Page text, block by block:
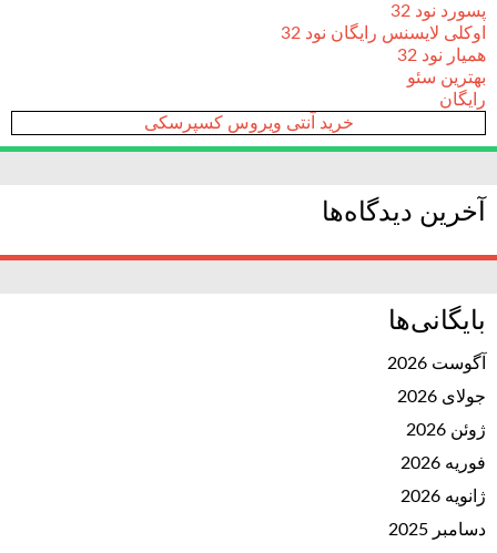
پسورد نود 32
اوکلی لایسنس رایگان نود 32
همیار نود 32
بهترین سئو
رایگان
خرید آنتی ویروس کسپرسکی
آخرین دیدگاه‌ها
بایگانی‌ها
آگوست 2026
جولای 2026
ژوئن 2026
فوریه 2026
ژانویه 2026
دسامبر 2025